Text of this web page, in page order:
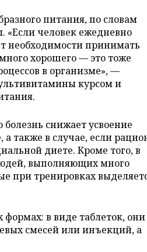
питания, по словам
человек ежедневно
необходимости принимать
хорошего — это тоже
в организме», —
курсом и
снижает усвоение
также в случае, если
диете. Кроме того, в
выполняющих много
при тренировках
в виде таблеток, они
смесей или инъекций, а